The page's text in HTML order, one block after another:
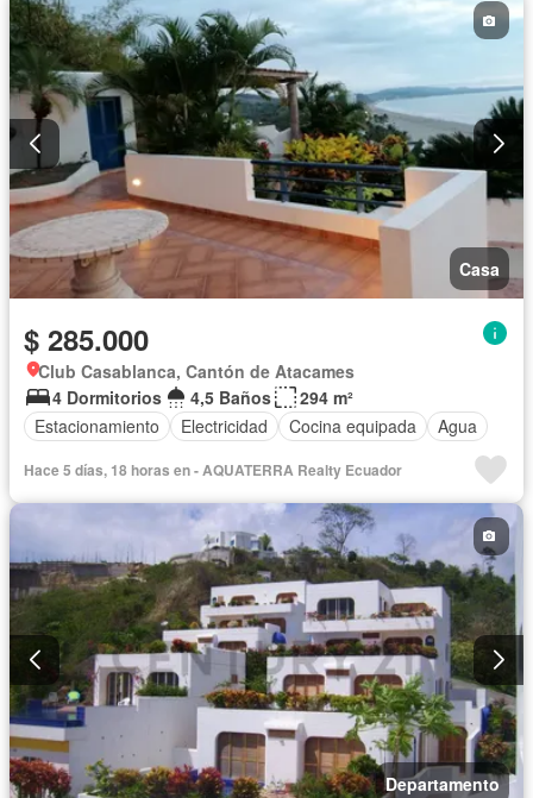
Casa
$ 285.000
Club Casablanca, Cantón de Atacames
4 Dormitorios
4,5 Baños
294 m²
Estacionamiento
Electricidad Cocina equipada Agua
Hace 5 días, 18 horas en - AQUATERRA Realty Ecuador
Departamento